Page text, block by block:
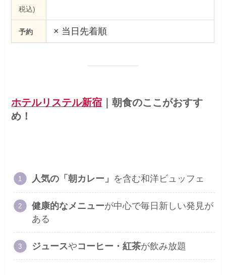
税込)
予約 × 当日先着順
ホテルリステル新宿 ｜朝食のここがおすす
め！
人気の「朝カレー」 を含む和洋ビュッフェ
健康的なメニューが中心で毎日新しい発見が
ある
ジュースやコーヒー・紅茶が飲み放題